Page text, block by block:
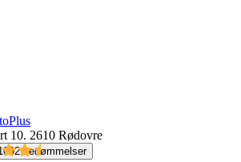
10. 2610 Rødovre
bedømmelser